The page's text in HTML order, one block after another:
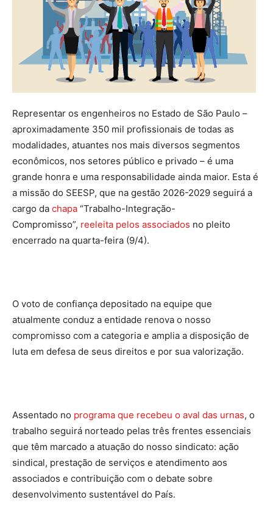
Representar os engenheiros no Estado de São Paulo –
aproximadamente 350 mil profissionais de todas as
modalidades, atuantes nos mais diversos segmentos
econômicos, nos setores público e privado – é uma
grande honra e uma responsabilidade ainda maior. Esta é
a missão do SEESP, que na gestão 2026-2029 seguirá a
cargo da chapa “Trabalho-Integração-
Compromisso”, reeleita pelos associados no pleito
encerrado na quarta-feira (9/4).
O voto de confiança depositado na equipe que
atualmente conduz a entidade renova o nosso
compromisso com a categoria e amplia a disposição de
luta em defesa de seus direitos e por sua valorização.
Assentado no programa que recebeu o aval das urnas, o
trabalho seguirá norteado pelas três frentes essenciais
que têm marcado a atuação do nosso sindicato: ação
sindical, prestação de serviços e atendimento aos
associados e contribuição com o debate sobre
desenvolvimento sustentável do País.